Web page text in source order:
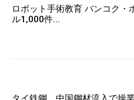
ロボット手術教育 バンコク・
ル1,000件...